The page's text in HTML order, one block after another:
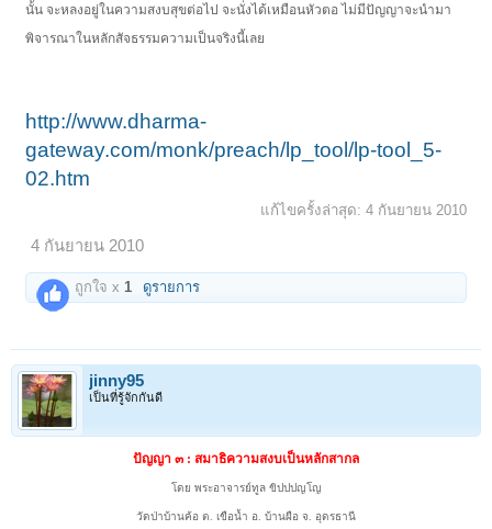
นั้น จะหลงอยู่ในความสงบสุขต่อไป จะนั่งได้เหมือนหัวตอ ไม่มีปัญญาจะนำมา
พิจารณาในหลักสัจธรรมความเป็นจริงนี้เลย
http://www.dharma-
gateway.com/monk/preach/lp_tool/lp-tool_5-
02.htm
แก้ไขครั้งล่าสุด: 4 กันยายน 2010
4 กันยายน 2010
ถูกใจ x 1 ดูรายการ
jinny95
เป็นที่รู้จักกันดี
ปัญญา ๓ : สมาธิความสงบเป็นหลักสากล
โดย พระอาจารย์ทูล ขิปปปญโญ
วัดป่าบ้านค้อ ต. เขือน้ำ อ. บ้านผือ จ. อุดรธานี